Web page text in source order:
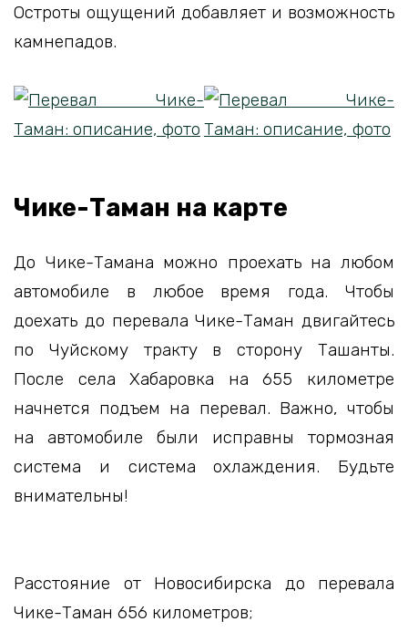
Остроты ощущений добавляет и возможность
камнепадов.
Чике-Таман на карте
До Чике-Тамана можно проехать на любом
автомобиле в любое время года. Чтобы
доехать до перевала Чике-Таман двигайтесь
по Чуйскому тракту в сторону Ташанты.
После села Хабаровка на 655 километре
начнется подъем на перевал. Важно, чтобы
на автомобиле были исправны тормозная
система и система охлаждения. Будьте
внимательны!
Расстояние от Новосибирска до перевала
Чике-Таман 656 километров;